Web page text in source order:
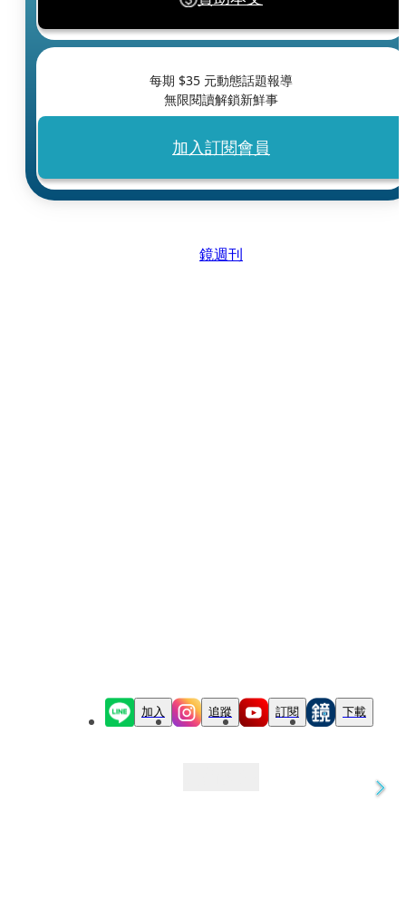
每期 $35 元動態話題報導
無限閱讀解鎖新鮮事
加入訂閱會員
鏡週刊
加入 追蹤 訂閱 下載